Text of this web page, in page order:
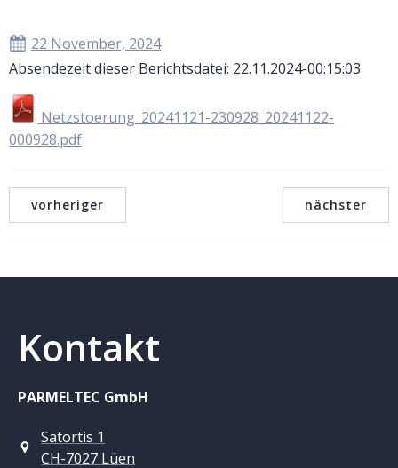
22 November, 2024
Absendezeit dieser Berichtsdatei: 22.11.2024-00:15:03
Netzstoerung_20241121-230928_20241122-
000928.pdf
vorheriger nächster
Kontakt
PARMELTEC GmbH
Satortis 1
CH-7027 Lüen